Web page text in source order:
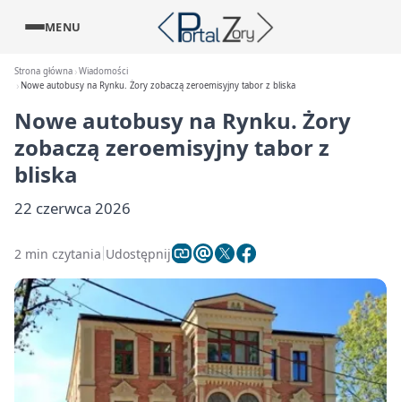
MENU
Strona główna Wiadomości
Nowe autobusy na Rynku. Żory zobaczą zeroemisyjny tabor z bliska
Nowe autobusy na Rynku. Żory
zobaczą zeroemisyjny tabor z
bliska
22 czerwca 2026
2 min czytania Udostępnij